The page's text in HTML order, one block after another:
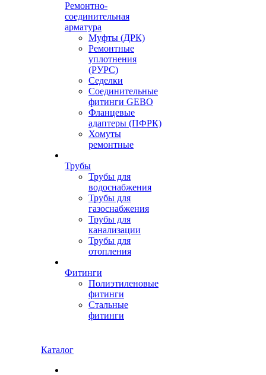
Ремонтно-
соединительная
арматура
Муфты (ДРК)
Ремонтные
уплотнения
(РУРС)
Седелки
Соединительные
фитинги GEBO
Фланцевые
адаптеры (ПФРК)
Хомуты
ремонтные
Трубы
Трубы для
водоснабжения
Трубы для
газоснабжения
Трубы для
канализации
Трубы для
отопления
Фитинги
Полиэтиленовые
фитинги
Стальные
фитинги
Каталог